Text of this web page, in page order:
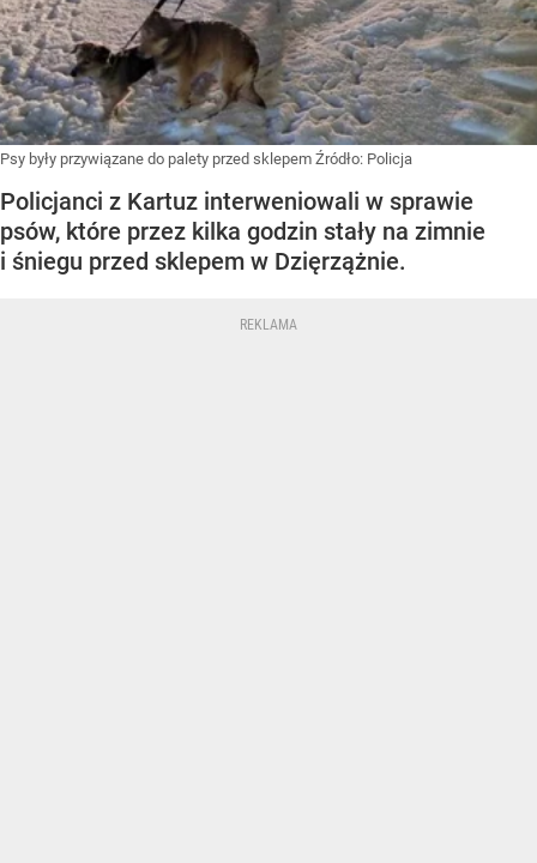
Psy były przywiązane do palety przed sklepem Źródło: Policja
Policjanci z Kartuz interweniowali w sprawie
psów, które przez kilka godzin stały na zimnie
i śniegu przed sklepem w Dzięrzążnie.